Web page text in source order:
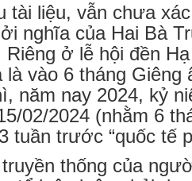
tài liệu, vẫn chưa
nghĩa của Hai Bà
Riêng ở lễ hội đền
vào 6 tháng Giêng
năm nay 2024, kỷ
02/2024 (nhằm 6
tuần trước “quốc tế
thống của